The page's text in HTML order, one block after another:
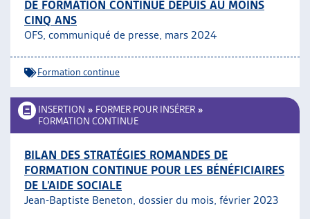
AUTRES
ARTIAS
PROJETS ET ACTIVITÉS
DE FORMATION CONTINUE DEPUIS AU MOINS
CINQ ANS
OFS, communiqué de presse, mars 2024
Formation continue
INSERTION » FORMER POUR INSÉRER »
FORMATION CONTINUE
BILAN DES STRATÉGIES ROMANDES DE
FORMATION CONTINUE POUR LES BÉNÉFICIAIRES
DE L’AIDE SOCIALE
Jean-Baptiste Beneton, dossier du mois, février 2023